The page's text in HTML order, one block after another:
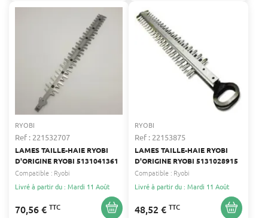
RYOBI
Ref : 221532707
LAMES TAILLE-HAIE RYOBI
D'ORIGINE RYOBI 5131041361
Compatible : Ryobi
Livré à partir du : Mardi 11 Août
70,56 € TTC
RYOBI
Ref : 22153875
LAMES TAILLE-HAIE RYOBI
D'ORIGINE RYOBI 5131028915
Compatible : Ryobi
Livré à partir du : Mardi 11 Août
48,52 € TTC